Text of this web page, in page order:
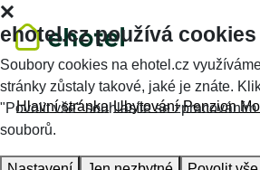
Hlavní stránka Ubytování Penzion
ehotel.cz používá cookies
Soubory cookies na ehotel.cz
stránky zůstaly takové, jaké je znáte.
"Povolit vše" souhlasíte se
souborů.